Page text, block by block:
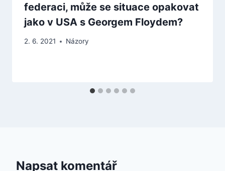
federaci, může se situace opakovat
jako v USA s Georgem Floydem?
2. 6. 2021 Názory
Napsat komentář